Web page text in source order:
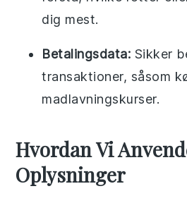
dig mest.
Betalingsdata: Sikker
transaktioner, såsom
madlavningskurser.
Hvordan Vi
Oplysninger